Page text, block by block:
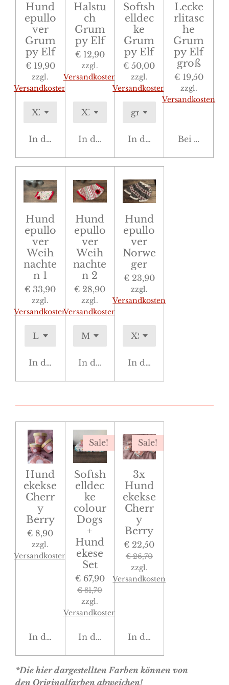
Hund
epullo
ver
Grum
py Elf
€ 19,90
zzgl.
Versandkosten
In den Warenkorb
Halstu
ch
Grum
py Elf
€ 12,90
zzgl.
Versandkosten
In den Warenkorb
Softsh
elldec
ke
Grum
py Elf
€ 50,00
zzgl.
Versandkosten
In den Warenkorb
Lecke
rlitasc
he
Grum
py Elf
groß
€ 19,50
zzgl.
Versandkosten
Bei
Hund
epullo
ver
Weih
nachte
n 1
€ 33,90
zzgl.
Versandkosten
In den Warenkorb
Hund
epullo
ver
Weih
nachte
n 2
€ 28,90
zzgl.
Versandkosten
In den Warenkorb
Hund
epullo
ver
Norwe
ger
€ 23,90
zzgl.
Versandkosten
In den Warenkorb
Hund
ekekse
Cherr
y
Berry
€ 8,90
zzgl.
Versandkosten
In den Warenkorb
Sale!
Softsh
elldec
ke
colour
Dogs
+
Hund
ekese
Set
€ 67,90
€ 81,70
zzgl.
Versandkosten
In den Warenkorb
Sale!
3x
Hund
ekekse
Cherr
y
Berry
€ 22,50
€ 26,70
zzgl.
Versandkosten
In den Warenkorb
*Die hier dargestellten Farben können von
den Originalfarben abweichen!